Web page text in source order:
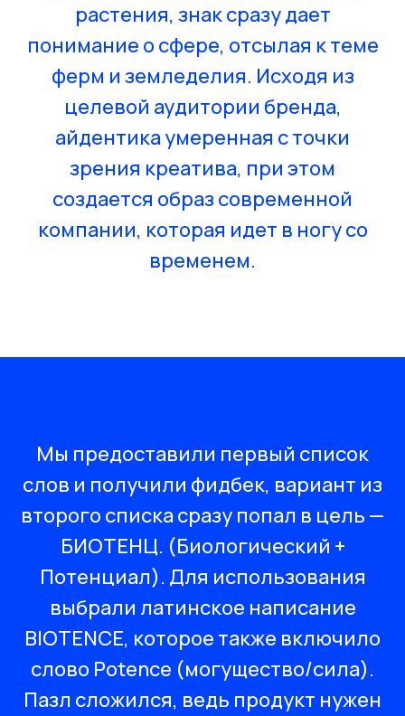
растения, знак сразу дает
понимание о сфере, отсылая к теме
ферм и земледелия. Исходя из
целевой аудитории бренда,
айдентика умеренная с точки
зрения креатива, при этом
создается образ современной
компании, которая идет в ногу со
временем.
Мы предоставили первый список
слов и получили фидбек, вариант из
второго списка сразу попал в цель —
БИОТЕНЦ. (Биологический +
Потенциал). Для использования
выбрали латинское написание
BIOTENCE, которое также включило
слово Potence (могущество/сила).
Пазл сложился, ведь продукт нужен